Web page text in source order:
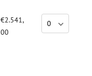
€2.541,
00